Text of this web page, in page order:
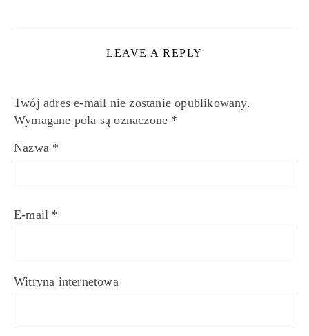
LEAVE A REPLY
Twój adres e-mail nie zostanie opublikowany.
Wymagane pola są oznaczone *
Nazwa *
E-mail *
Witryna internetowa